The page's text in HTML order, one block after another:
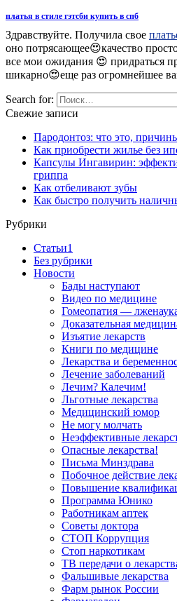
платья в стиле гэтсби купить в спб
Здравствуйте. Получила свое
оно потрясающее😍качество
все мои ожидания 😍 придраться
шикарно😍еще раз огромнейшее
Search for:
Свежие записи
Пародонтоз: что это,
Как приобрести жилье без
Капсулы Ингавирин:
гриппа
Как отбеливают зубы
Как быстро получить
Рубрики
Cтатьи1
Без рубрики
Новости
Бады наступают
Видео по медицине
Гомеопатия —
Доказательная
Изъятие лекарств
Книги по медицине
Лекарства и
Лечение заболеваний
Лечим? Калечим!
Льготные лекарства
Медицинский юмор
Не могу молчать
Неэффективные
Опасные лекарства!
Письма Минздрава
Побочное действие
Повышение
Программа Юнико
Работникам аптек
Советы доктора
СТОП Коррупция
Стоп наркотикам
ТВ передачи о
Фальшивые лекарства
Фарм рынок России